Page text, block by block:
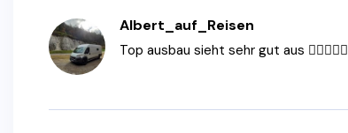
Albert_auf_Reisen
Top ausbau sieht sehr gut aus 👍🏻👍🏻🌞